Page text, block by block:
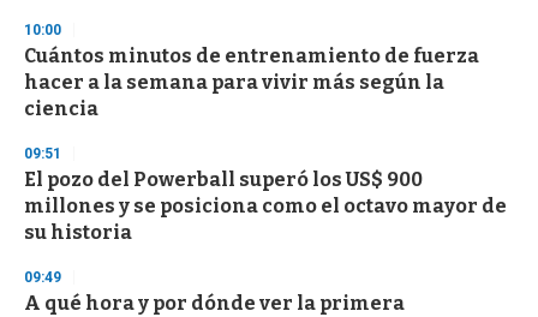
10:00
Cuántos minutos de entrenamiento de fuerza
hacer a la semana para vivir más según la
ciencia
09:51
El pozo del Powerball superó los US$ 900
millones y se posiciona como el octavo mayor de
su historia
09:49
A qué hora y por dónde ver la primera